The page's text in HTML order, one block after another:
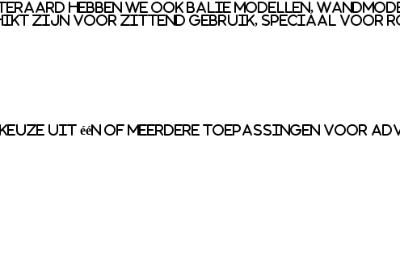
hebben we ook balie modellen,
zijn voor zittend gebruik, speciaal voor
uit één of meerdere toepassingen voor